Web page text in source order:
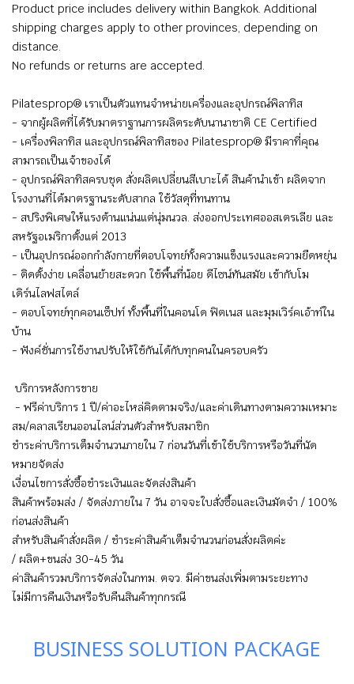
Product price includes delivery within Bangkok. Additional
shipping charges apply to other provinces, depending on
distance.
No refunds or returns are accepted.
Pilatesprop® เราเป็นตัวแทนจำหน่ายเครื่องและอุปกรณ์พิลาทิส
- จากผู้ผลิตที่ได้รับมาตราฐานการผลิตระดับนานาชาติ CE Certified
- เครื่องพิลาทิส และอุปกรณ์พิลาทิสของ Pilatesprop® มีราคาที่คุณ
สามารถเป็นเจ้าของได้
- อุปกรณ์พิลาทิสครบชุด สั่งผลิตเปลี่ยนสีเบาะได้ สินค้านำเข้า ผลิตจาก
โรงงานที่ได้มาตรฐานระดับสากล ใช้วัสดุที่ทนทาน
- สปริงพิเศษให้แรงต้านแน่นแต่นุ่มนวล. ส่งออกประเทศออสเตรเลีย และ
สหรัฐอเมริกาตั้งแต่ 2013
- เป็นอุปกรณ์ออกกำลังกายที่ตอบโจทย์ทั้งความแข็งแรงและความยืดหยุ่น
- ติดตั้งง่าย เคลื่อนย้ายสะดวก ใช้พื้นที่น้อย ดีไซน์ทันสมัย เข้ากับโม
เดิร์นไลฟสไตล์
- ตอบโจทย์ทุกคอนเซ็ปท์ ทั้งพื้นที่ในคอนโด ฟิตเนส และมุมเวิร์คเอ้าท์ใน
บ้าน
- ฟังค์ชั่นการใช้งานปรับให้ใช้กันได้กับทุกคนในครอบครัว
บริการหลังการขาย
- ฟรีค่าบริการ 1 ปี/ค่าอะไหล่คิดตามจริง/และค่าเดินทางตามความเหมาะ
สม/คลาสเรียนออนไลน์ส่วนตัวสำหรับสมาชิก
ชำระค่าบริการเต็มจำนวนภายใน 7 ก่อนวันที่เข้าใช้บริการหรือวันที่นัด
หมายจัดส่ง
เงื่อนไขการสั่งซื้อชำระเงินและจัดส่งสินค้า
สินค้าพร้อมส่ง / จัดส่งภายใน 7 วัน อาจจะใบสั่งซื้อและเงินมัดจำ / 100%
ก่อนส่งสินค้า
สำหรับสินค้าสั่งผลิต / ชำระค่าสินค้าเต็มจำนวนก่อนสั่งผลิตค่ะ
/ ผลิต+ขนส่ง 30-45 วัน
ค่าสินค้ารวมบริการจัดส่งในกทม. ตจว. มีค่าขนส่งเพิ่มตามระยะทาง
ไม่มีการคืนเงินหรือรับคืนสินค้าทุกกรณี
BUSINESS SOLUTION PACKAGE